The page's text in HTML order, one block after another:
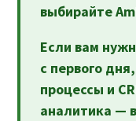
выбирайте
Если вам
с первого
процессы и
аналитика —